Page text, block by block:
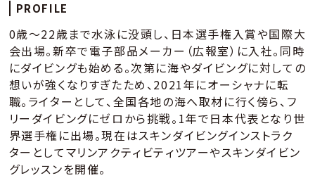
PROFILE
0歳～22歳まで水泳に没頭し、日本選手権入賞や国際大
会出場。新卒で電子部品メーカー（広報室）に入社。同時
にダイビングも始める。次第に海やダイビングに対しての
想いが強くなりすぎたため、2021年にオーシャナに転
職。ライターとして、全国各地の海へ取材に行く傍ら、フ
リーダイビングにゼロから挑戦。1年で日本代表となり世
界選手権に出場。現在はスキンダイビングインストラク
ターとしてマリンアクティビティツアーやスキンダイビン
グレッスンを開催。